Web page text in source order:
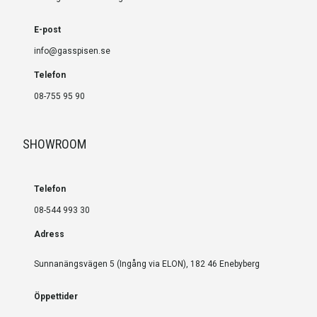
E-post
info@gasspisen.se
Telefon
08-755 95 90
SHOWROOM
Telefon
08-544 993 30
Adress
Sunnanängsvägen 5 (Ingång via ELON), 182 46 Enebyberg
Öppettider